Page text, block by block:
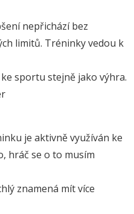
nepřichází bez
limitů. Tréninky vedou k
sportu stejně jako výhra.
je aktivně využíván ke
hráč se o to musím
znamená mít více